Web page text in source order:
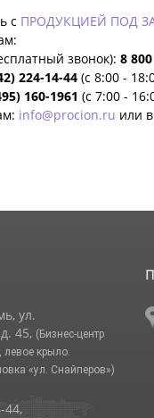
с ПРОДУКЦИЕЙ ПОД
звонок): 8
224-14-44 (с 8:00 -
160-1961 (с 7:00 -
info@procion.ru или
ул.
45, (Бизнес-центр
крыло.
«ул. Снайперов»)
44,